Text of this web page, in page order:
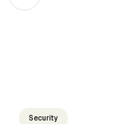
Security